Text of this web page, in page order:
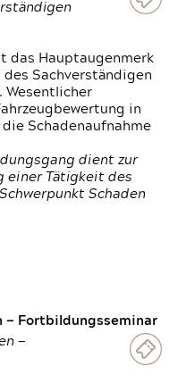
das Hauptaugenmerk
Sachverständigen
Wesentlicher
in
die Schadenaufnahme
dient zur
einer Tätigkeit des
Schaden
— Fortbildungsseminar
—